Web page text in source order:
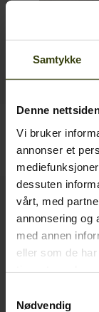
Samtykke
Denne
Vi bruker
annonser et
dessuten
vårt, med
annonsering og
med annen
eller som de
Nødvendig
1 299.00 NOK
2colors
Nyhed